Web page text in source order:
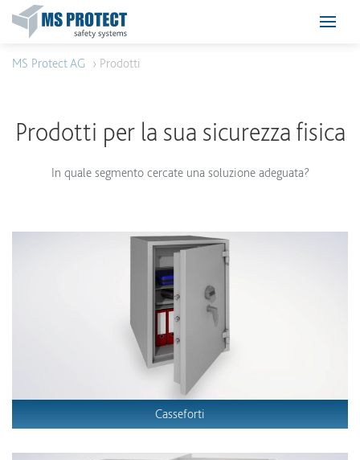
MS Protect AG › Prodotti
Prodotti per la sua sicurezza fisica
In quale segmento cercate una soluzione adeguata?
Casseforti